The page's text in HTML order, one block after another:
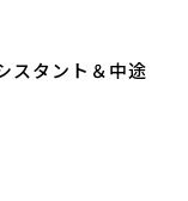
スタント＆中途